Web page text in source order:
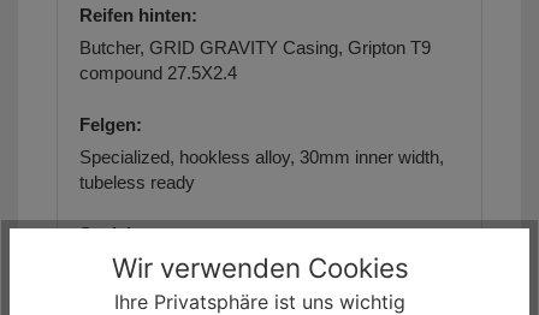
Reifen hinten:
Butcher, GRID GRAVITY Casing, Gripton T9
compound 27.5X2.4
Felgen:
Specialized, hookless alloy, 30mm inner width,
tubeless ready
Speichen:
DT Swiss Industry
Wir verwenden Cookies
Ihre Privatsphäre ist uns wichtig